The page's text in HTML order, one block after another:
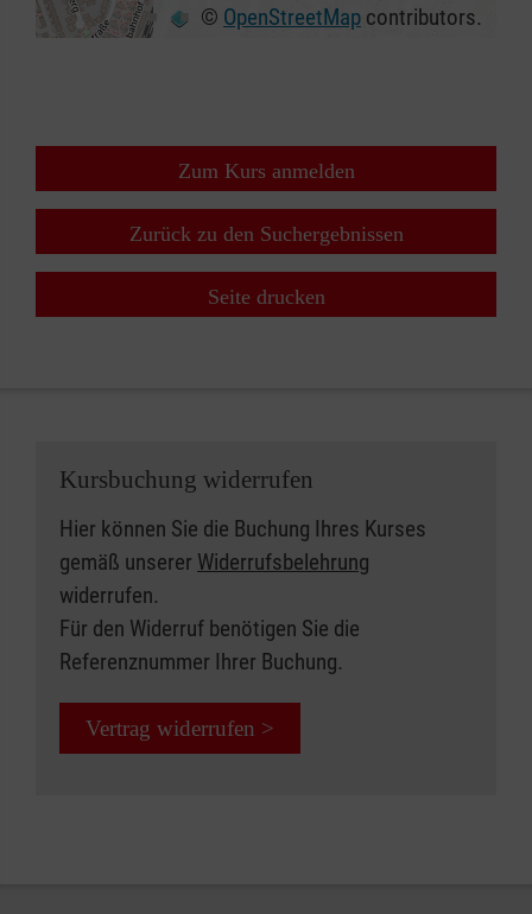
© OpenStreetMap contributors.
Zum Kurs anmelden
Zurück zu den Suchergebnissen
Seite drucken
Kursbuchung widerrufen
Hier können Sie die Buchung Ihres Kurses
gemäß unserer Widerrufsbelehrung
widerrufen.
Für den Widerruf benötigen Sie die
Referenznummer Ihrer Buchung.
Vertrag widerrufen >